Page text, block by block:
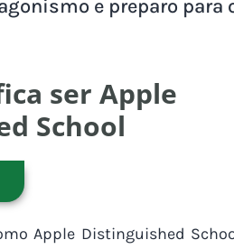
e preparo para
ser Apple
School
Apple Distinguished